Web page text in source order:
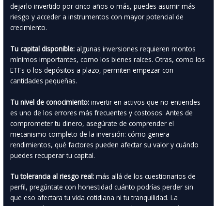
dejarlo invertido por cinco años o más, puedes asumir más
riesgo y acceder a instrumentos con mayor potencial de
crecimiento.
Tu capital disponible: algunas inversiones requieren montos
mínimos importantes, como los bienes raíces. Otras, como los
ETFs o los depósitos a plazo, permiten empezar con
cantidades pequeñas.
Tu nivel de conocimiento: invertir en activos que no entiendes
es uno de los errores más frecuentes y costosos. Antes de
comprometer tu dinero, asegúrate de comprender el
mecanismo completo de la inversión: cómo genera
rendimientos, qué factores pueden afectar su valor y cuándo
puedes recuperar tu capital.
Tu tolerancia al riesgo real: más allá de los cuestionarios de
perfil, pregúntate con honestidad cuánto podrías perder sin
que eso afectara tu vida cotidiana ni tu tranquilidad. La